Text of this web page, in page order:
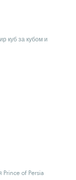
куб за кубом и
Prince of Persia